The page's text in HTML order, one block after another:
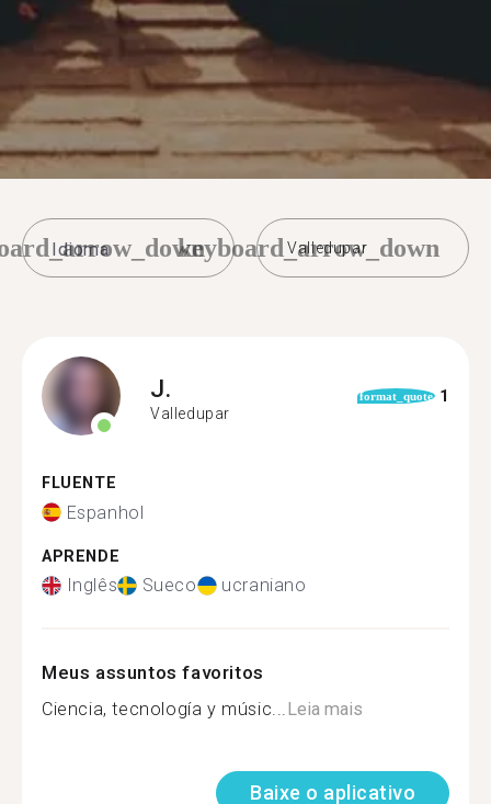
Valledupar
keyboard_arrow_down
J.
Valledupar
format_quote 1
FLUENTE
Espanhol
APRENDE
Inglês Sueco ucraniano
Meus assuntos favoritos
Ciencia, tecnología y músic...Leia mais
Baixe o aplicativo